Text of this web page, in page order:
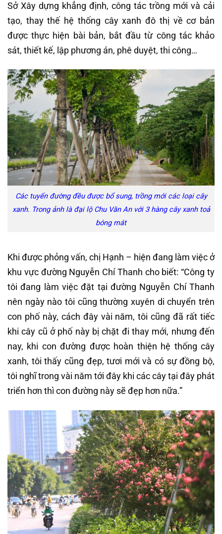
Sở Xây dựng khẳng định, công tác trồng mới và cải
tạo, thay thế hệ thống cây xanh đô thị về cơ bản
được thực hiện bài bản, bắt đầu từ công tác khảo
sát, thiết kế, lập phương án, phê duyệt, thi công…
Các tuyến đường đều được bổ sung, trồng mới các loại cây
xanh. Trong ảnh là đại lộ Chu Văn An với 3 hàng cây xanh toả
bóng mát
Khi được phỏng vấn, chị Hạnh – hiện đang làm việc ở
khu vực đường Nguyễn Chí Thanh cho biết: “Công ty
tôi đang làm việc đặt tại đường Nguyễn Chí Thanh
nên ngày nào tôi cũng thường xuyên di chuyển trên
con phố này, cách đây vài năm, tôi cũng đã rất tiếc
khi cây cũ ở phố này bị chặt đi thay mới, nhưng đến
nay, khi con đường được hoàn thiện hệ thống cây
xanh, tôi thấy cũng đẹp, tươi mới và có sự đồng bộ,
tôi nghĩ trong vài năm tới đây khi các cây tại đây phát
triển hơn thì con đường này sẽ đẹp hơn nữa.”